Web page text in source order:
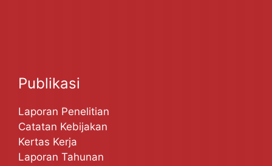
Publikasi
Laporan Penelitian
Catatan Kebijakan
Kertas Kerja
Laporan Tahunan